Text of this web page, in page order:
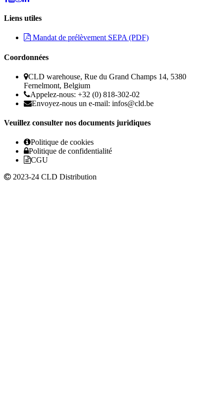
Liens utiles
Mandat de prélèvement SEPA (PDF)
Coordonnées
CLD warehouse, Rue du Grand Champs 14, 5380
Fernelmont, Belgium
Appelez-nous: +32 (0) 818-302-02
Envoyez-nous un e-mail: infos@cld.be
Veuillez consulter nos documents juridiques
Politique de cookies
Politique de confidentialité
CGU
2023-24 CLD Distribution